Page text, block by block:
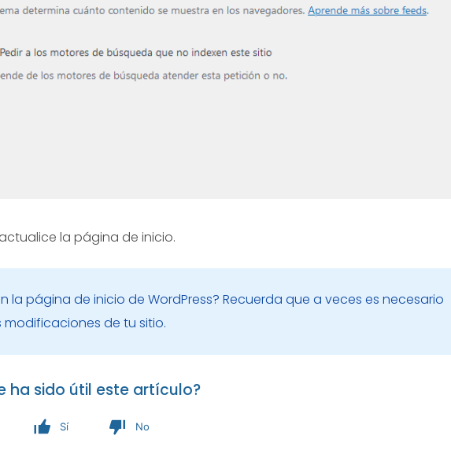
la página de inicio.
página de inicio de WordPress? Recuerda que a veces es necesario
modificaciones de tu sitio.
ha sido útil este artículo?
Sí No